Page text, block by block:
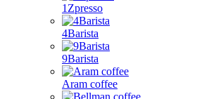
1Zpresso
4Barista
9Barista
Aram coffee